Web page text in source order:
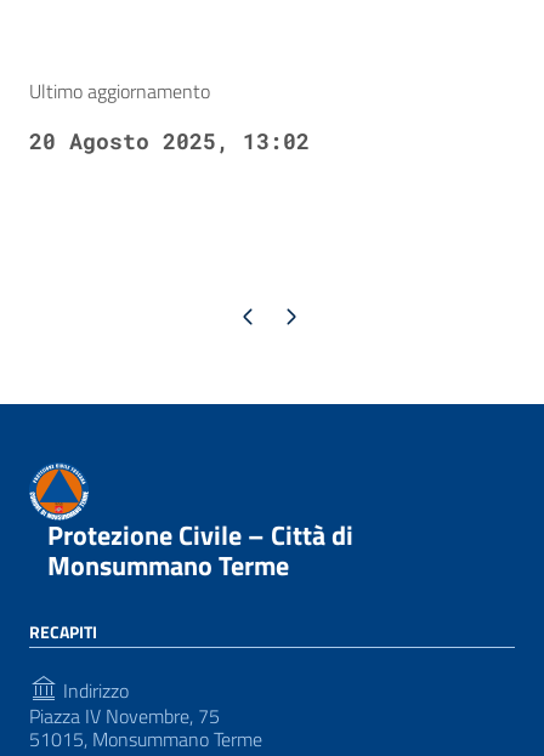
Ultimo aggiornamento
20 Agosto 2025, 13:02
Pagina precedente
Pagina successiva
Protezione Civile – Città di
Monsummano Terme
RECAPITI
Indirizzo
Piazza IV Novembre, 75
51015, Monsummano Terme